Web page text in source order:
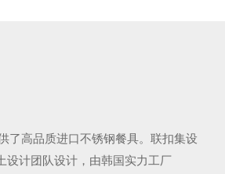
了高品质进口不锈钢餐具。联扣集设
设计团队设计，由韩国实力工厂